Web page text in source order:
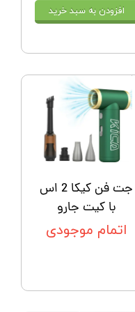
افزودن به سبد خرید
جت فن کیکا 2 اس
با کیت جارو
اتمام موجودی